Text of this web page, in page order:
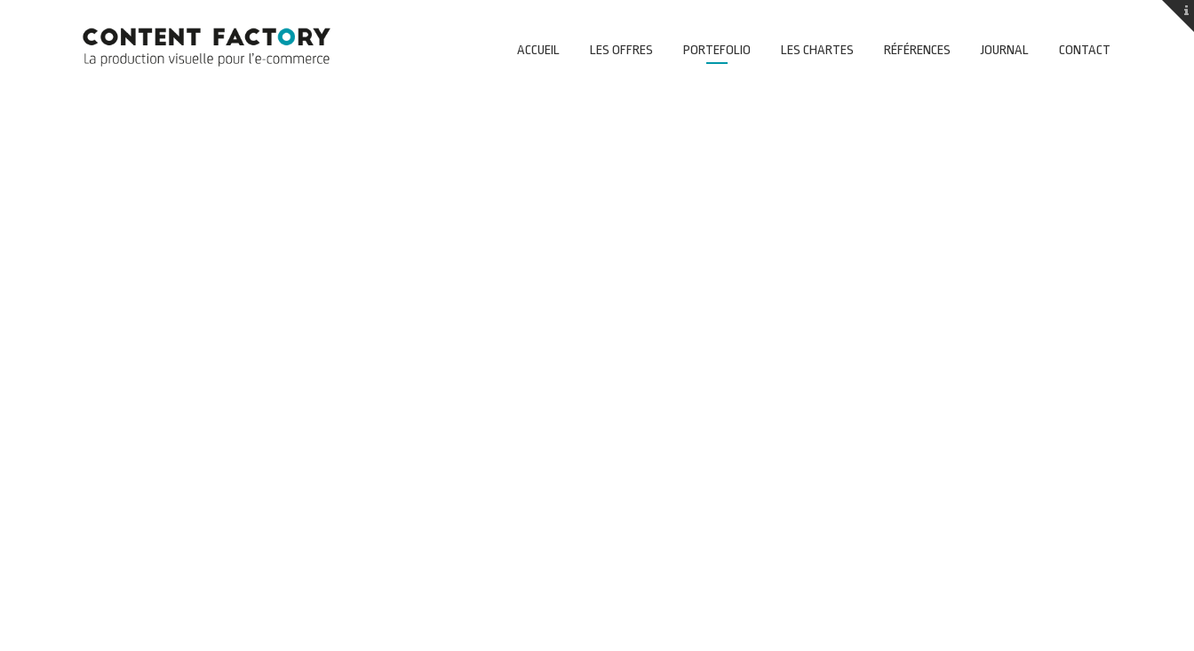
ACCUEIL LES OFFRES PORTEFOLIO LES CHARTES RÉFÉRENCES JOURNAL CONTACT